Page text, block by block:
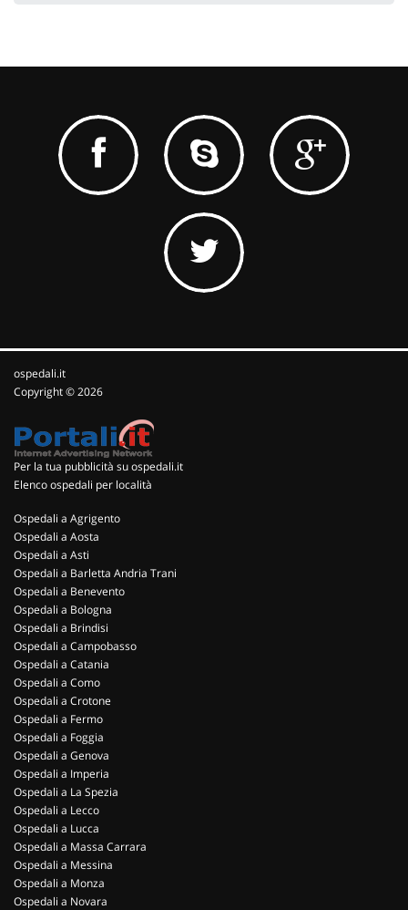
ospedali.it
Copyright © 2026
Per la tua pubblicità su ospedali.it
Elenco ospedali per località
Ospedali a Agrigento
Ospedali a Aosta
Ospedali a Asti
Ospedali a Barletta Andria Trani
Ospedali a Benevento
Ospedali a Bologna
Ospedali a Brindisi
Ospedali a Campobasso
Ospedali a Catania
Ospedali a Como
Ospedali a Crotone
Ospedali a Fermo
Ospedali a Foggia
Ospedali a Genova
Ospedali a Imperia
Ospedali a La Spezia
Ospedali a Lecco
Ospedali a Lucca
Ospedali a Massa Carrara
Ospedali a Messina
Ospedali a Monza
Ospedali a Novara